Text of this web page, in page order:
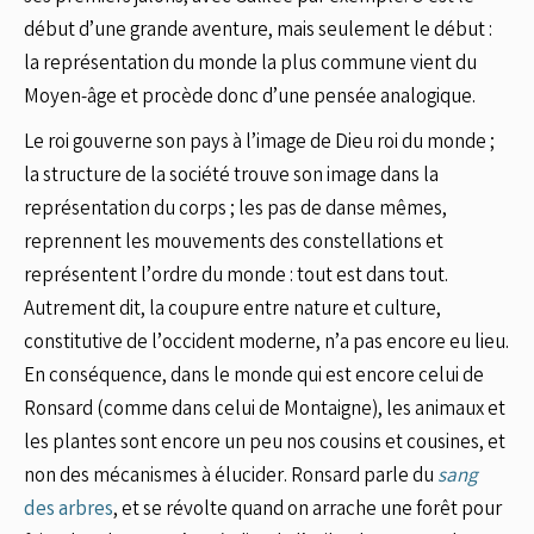
début d’une grande aventure, mais seulement le début :
la représentation du monde la plus commune vient du
Moyen-âge et procède donc d’une pensée analogique.
Le roi gouverne son pays à l’image de Dieu roi du monde ;
la structure de la société trouve son image dans la
représentation du corps ; les pas de danse mêmes,
reprennent les mouvements des constellations et
représentent l’ordre du monde : tout est dans tout.
Autrement dit, la coupure entre nature et culture,
constitutive de l’occident moderne, n’a pas encore eu lieu.
En conséquence, dans le monde qui est encore celui de
Ronsard (comme dans celui de Montaigne), les animaux et
les plantes sont encore un peu nos cousins et cousines, et
non des mécanismes à élucider. Ronsard parle du sang
des arbres, et se révolte quand on arrache une forêt pour